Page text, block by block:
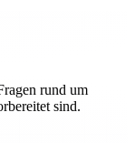
rund um
sind.